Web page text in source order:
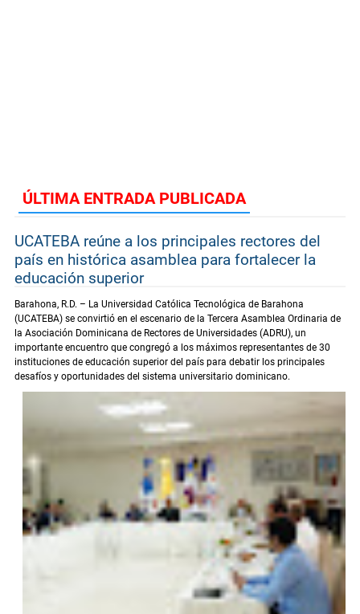
ÚLTIMA ENTRADA PUBLICADA
UCATEBA reúne a los principales rectores del
país en histórica asamblea para fortalecer la
educación superior
Barahona, R.D. – La Universidad Católica Tecnológica de Barahona
(UCATEBA) se convirtió en el escenario de la Tercera Asamblea Ordinaria de
la Asociación Dominicana de Rectores de Universidades (ADRU), un
importante encuentro que congregó a los máximos representantes de 30
instituciones de educación superior del país para debatir los principales
desafíos y oportunidades del sistema universitario dominicano.